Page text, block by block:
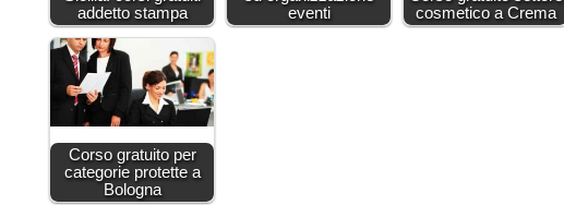
addetto stampa
eventi
cosmetico a Crema
Corso gratuito per
categorie protette a
Bologna